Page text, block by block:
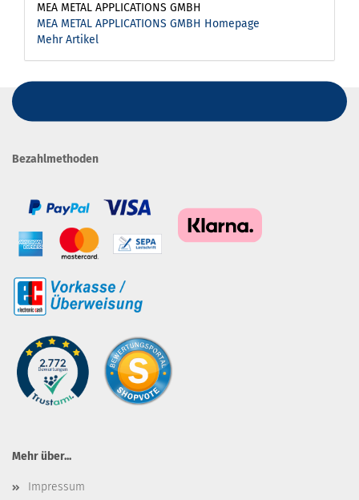
MEA METAL APPLICATIONS GMBH
MEA METAL APPLICATIONS GMBH Homepage
Mehr Artikel
Bezahlmethoden
Mehr über...
Impressum